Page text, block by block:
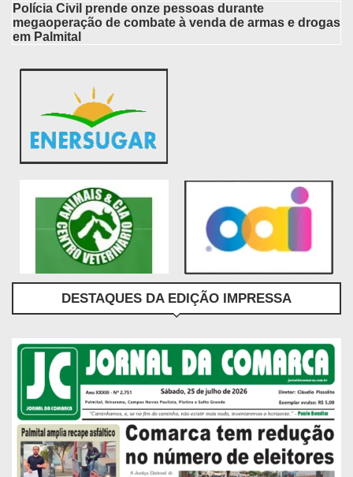
Polícia Civil prende onze pessoas durante
megaoperação de combate à venda de armas e drogas
em Palmital
DESTAQUES DA EDIÇÃO IMPRESSA